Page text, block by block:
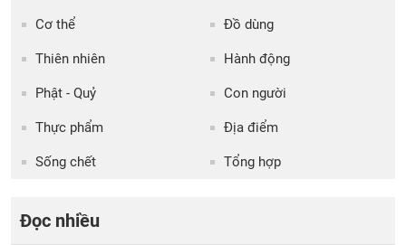
Cơ thể Đồ dùng
Thiên nhiên Hành động
Phật - Quỷ Con người
Thực phẩm Địa điểm
Sống chết Tổng hợp
Đọc nhiều